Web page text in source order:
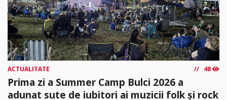
ACTUALITATE 48
Prima zi a Summer Camp Bulci 2026 a
adunat sute de iubitori ai muzicii folk și rock